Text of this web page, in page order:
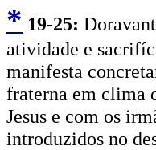
* 19-25:
atividade e
manifesta
fraterna em clima
Jesus e com os
introduzidos no